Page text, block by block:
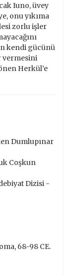
Iuno, üvey
onu yıkıma
zorlu işler
kendi gücünü
vermesini
Herkül’e
Dumlupınar
Coşkun
Dizisi -
68-98 CE.